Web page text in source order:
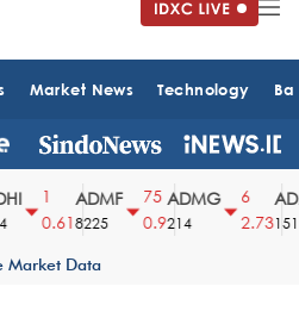
Market News Technology
0.61
ADMF
8225
75
0.9
ADMG
214
2.731510
Market Data